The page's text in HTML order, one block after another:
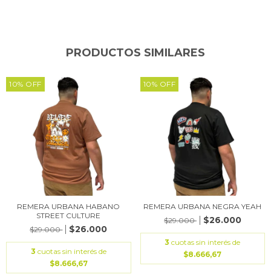
PRODUCTOS SIMILARES
10% OFF
REMERA URBANA HABANO
STREET CULTURE
$29.000
$26.000
3 cuotas sin interés de
$8.666,67
10% OFF
REMERA URBANA NEGRA YEAH
$29.000
$26.000
3 cuotas sin interés de
$8.666,67